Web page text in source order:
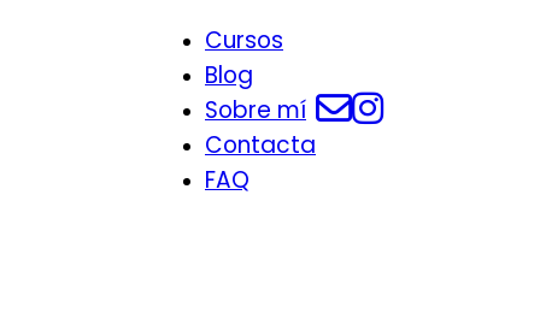
Cursos
Blog
Sobre mí
Contacta
FAQ